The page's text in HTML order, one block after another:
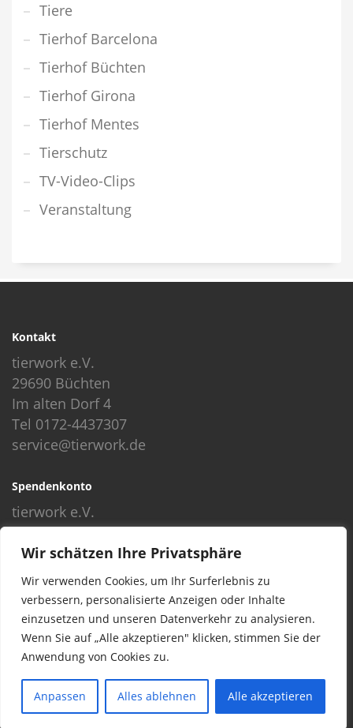
Wir schätzen Ihre Privatsphäre
Wir verwenden Cookies, um Ihr Surferlebnis zu
verbessern, personalisierte Anzeigen oder Inhalte
einzusetzen und unseren Datenverkehr zu analysieren.
Wenn Sie auf „Alle akzeptieren" klicken, stimmen Sie der
Anwendung von Cookies zu.
Anpassen Alles ablehnen Alle akzeptieren
Tiere
Tierhof Barcelona
Tierhof Büchten
Tierhof Girona
Tierhof Mentes
Tierschutz
TV-Video-Clips
Veranstaltung
Kontakt
tierwork e.V.
29690 Büchten
Im alten Dorf 4
Tel 0172-4437307
service@tierwork.de
Spendenkonto
tierwork e.V.
Volksbank
BLZ: 24060300
Konto: 4902218000
IBAN: DE68240603004902218000
BIC: GENODEF1NBU
© 2016 Copyright by tierwork. All rights reserved.